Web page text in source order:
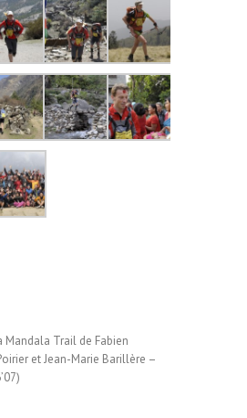
Mandala Trail de Fabien
et Jean-Marie Barillère –